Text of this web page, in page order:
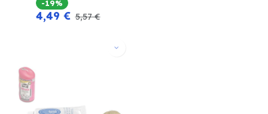
-19%
4,49 € 5,57€